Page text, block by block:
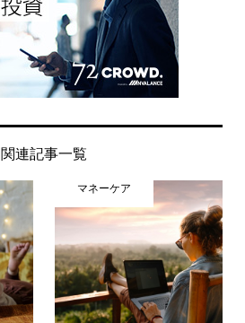
関連記事一覧
マネーケア